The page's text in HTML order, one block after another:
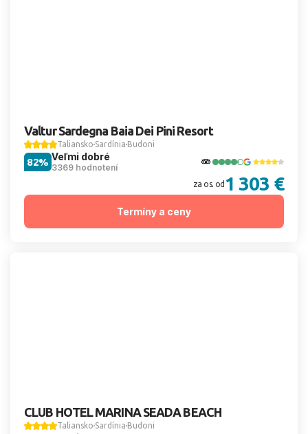
Valtur Sardegna Baia Dei Pini Resort
Taliansko Sardínia Budoni
Veľmi dobré
3369 hodnotení
82%
za os. od 1 303 €
Termíny a ceny
CLUB HOTEL MARINA SEADA BEACH
Taliansko Sardínia Budoni